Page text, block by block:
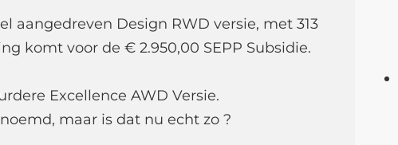
aangedreven Design RWD versie, met 313
komt voor de € 2.950,00 SEPP Subsidie.
Excellence AWD Versie.
maar is dat nu echt zo ?